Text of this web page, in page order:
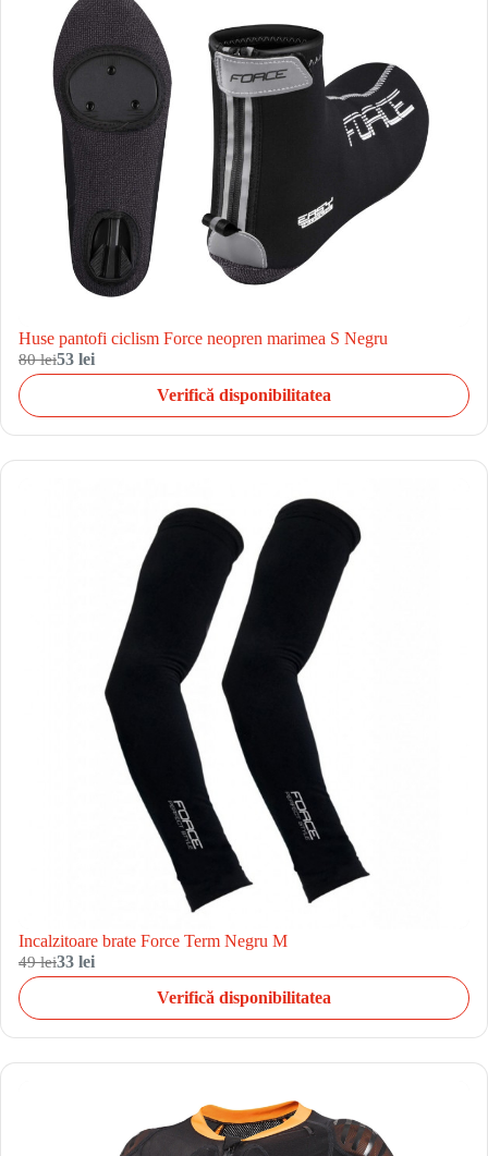
Huse pantofi ciclism Force neopren marimea S Negru
80 lei53 lei
Verifică disponibilitatea
Incalzitoare brate Force Term Negru M
49 lei33 lei
Verifică disponibilitatea